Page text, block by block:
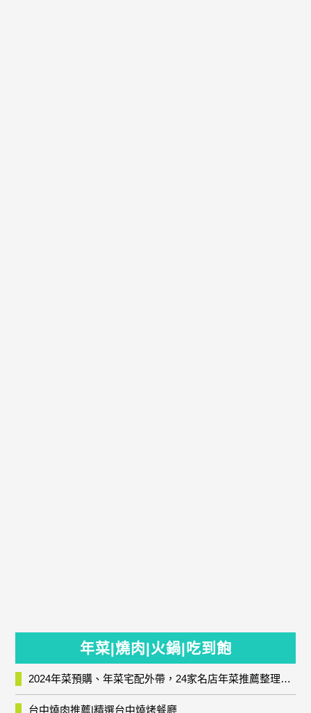
年菜|燒肉|火鍋|吃到飽
2024年菜預購、年菜宅配外帶，24家名店年菜推薦整理，圍爐輕鬆上菜團圓趣
台中燒肉推薦|精選台中燒烤餐廳